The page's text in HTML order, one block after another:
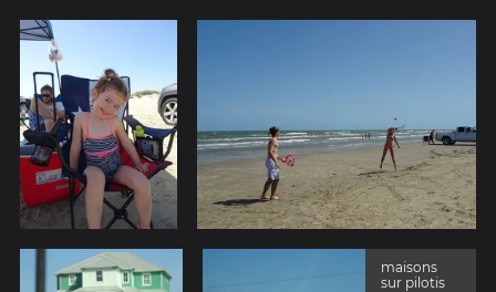
maisons
sur pilotis